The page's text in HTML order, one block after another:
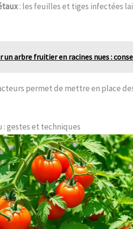
: les feuilles et tiges infectées
un arbre fruitier en racines nues :
permet de mettre en place
: gestes et techniques